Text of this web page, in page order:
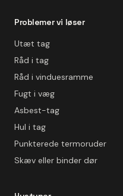
Problemer vi løser
Utæt tag
Råd i tag
Råd i vinduesramme
Fugt i væg
Asbest-tag
Hul i tag
Punkterede termoruder
Skæv eller binder dør